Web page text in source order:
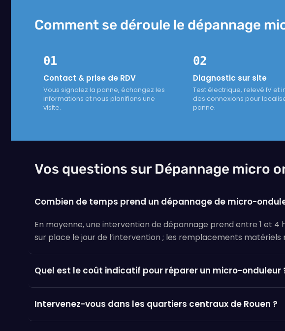
Comment se déroule le dépannage
01
Contact & prise de RDV
Vous signalez la panne, échangez les
informations et nous planifions une
visite.
02
Diagnostic sur site
Test électrique, relevé IV et
des connexions pour
panne.
Vos questions sur Dépannage micro
Combien de temps prend un dépannage de micro-
En moyenne, une intervention de dépannage prend entre 1 et
sur place le jour de l’intervention ; les remplacements matériels
Quel est le coût indicatif pour réparer un micro-onduleur
Intervenez-vous dans les quartiers centraux de Rouen ?